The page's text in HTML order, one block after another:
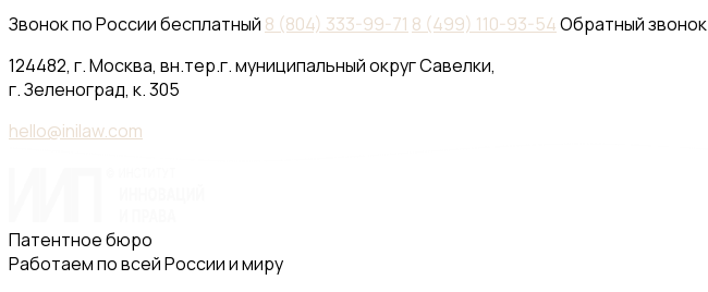
Звонок по России бесплатный 8 (804) 333-99-71 8 (499) 110-93-54Обратный звонок
124482, г. Москва, вн.тер.г. муниципальный округ Савелки,
г. Зеленоград, к. 305
hello@inilaw.com
Патентное бюро
Работаем по всей России и миру